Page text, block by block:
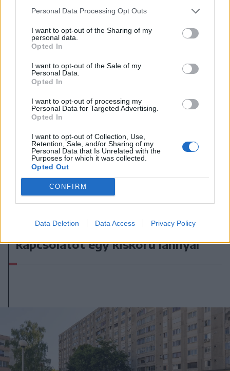
Personal Data Processing Opt Outs
I want to opt-out of the Sharing of my
personal data.
Opted In
I want to opt-out of the Sale of my
Personal Data.
Opted In
I want to opt-out of processing my
Personal Data for Targeted Advertising.
Opted In
I want to opt-out of Collection, Use,
Retention, Sale, and/or Sharing of my
Personal Data that Is Unrelated with the
Purposes for which it was collected.
Opted Out
CONFIRM
Data Deletion Data Access Privacy Policy
2026. augusztus 06., csütörtök
Letartóztattak egy férfit, aki
hónapokon át létesített szexuális
kapcsolatot egy kiskorú lánnyal